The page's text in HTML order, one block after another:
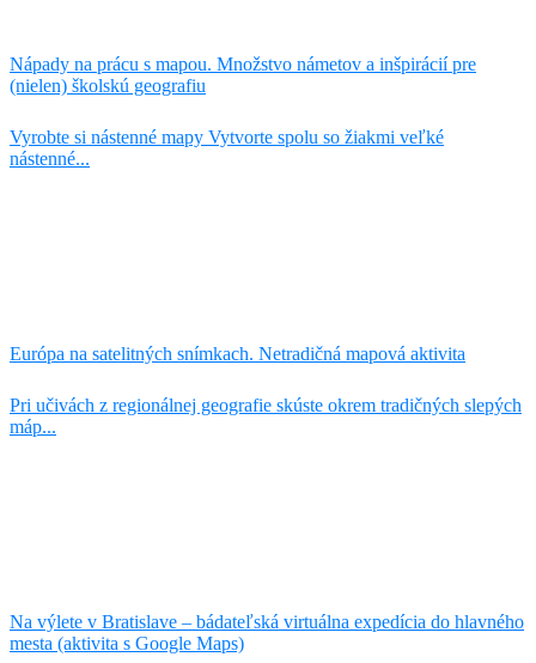
Nápady na prácu s mapou. Množstvo námetov a inšpirácií pre
(nielen) školskú geografiu
Vyrobte si nástenné mapy Vytvorte spolu so žiakmi veľké
nástenné...
Európa na satelitných snímkach. Netradičná mapová aktivita
Pri učivách z regionálnej geografie skúste okrem tradičných slepých
máp...
Na výlete v Bratislave – bádateľská virtuálna expedícia do hlavného
mesta​ (aktivita s Google Maps)​